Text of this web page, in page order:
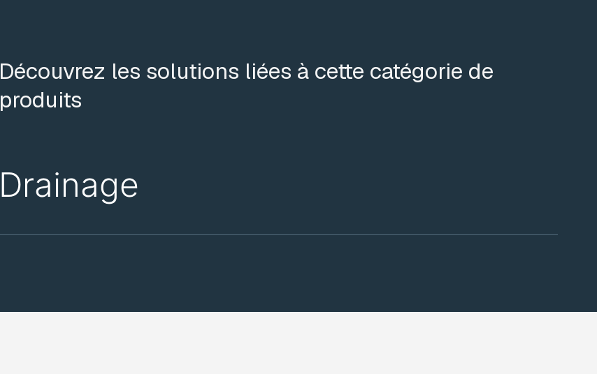
Découvrez les solutions liées à cette catégorie de
produits
Drainage